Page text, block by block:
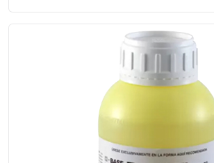
Blut reduce la tensión superficial...